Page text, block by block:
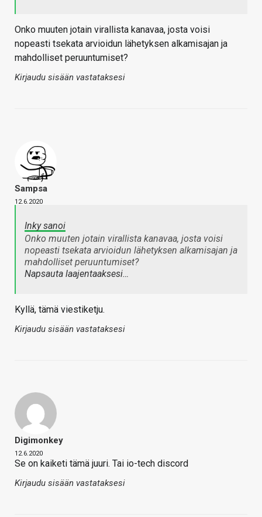
Onko muuten jotain virallista kanavaa, josta voisi
nopeasti tsekata arvioidun lähetyksen alkamisajan ja
mahdolliset peruuntumiset?
Kirjaudu sisään vastataksesi
Sampsa
12.6.2020
Inky sanoi
Onko muuten jotain virallista kanavaa, josta voisi
nopeasti tsekata arvioidun lähetyksen alkamisajan ja
mahdolliset peruuntumiset?
Napsauta laajentaaksesi…
Kyllä, tämä viestiketju.
Kirjaudu sisään vastataksesi
Digimonkey
12.6.2020
Se on kaiketi tämä juuri. Tai io-tech discord
Kirjaudu sisään vastataksesi